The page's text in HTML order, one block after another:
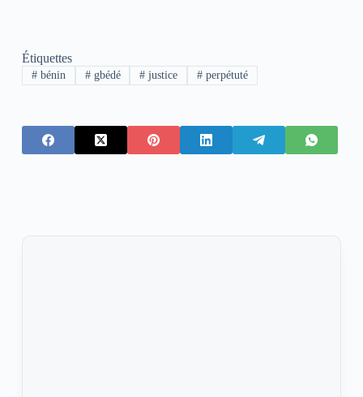
Étiquettes
#bénin #gbédé # justice # perpétuté